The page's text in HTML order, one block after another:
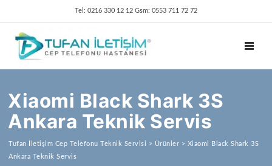
Tel: 0216 330 12 12 Gsm: 0553 711 72 72
Xiaomi Black Shark 3S
Ankara Teknik Servis
Tufan İletişim Cep Telefonu Teknik Servisi > Ürünler > Xiaomi Black Shark 3S
Ankara Teknik Servis